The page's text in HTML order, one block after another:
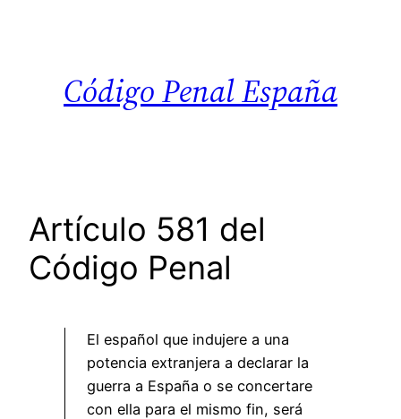
Código Penal España
Artículo 581 del
Código Penal
El español que indujere a una
potencia extranjera a declarar la
guerra a España o se concertare
con ella para el mismo fin, será